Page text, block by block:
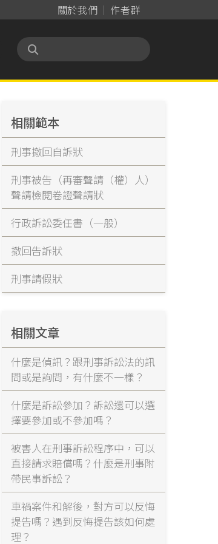
關於我們 作者群
相關範本
刑事撤回自訴狀
刑事被告（再審聲請（權）人）
聲請檢閱卷證聲請狀
行政訴訟委任書（一般）
撤回告訴狀
刑事請假狀
相關文章
什麼是偵訊？跟刑事訴訟法的訊
問或是詢問，有什麼不一樣？
什麼是訴訟參加？訴訟還可以選
擇要參加或不參加嗎？
被害人在刑事訴訟程序中，可以
直接請求賠償嗎？什麼是刑事附
帶民事訴訟？
車禍案件和解後，對方可以反悔
提告嗎？遇到反悔提告該如何處
理？